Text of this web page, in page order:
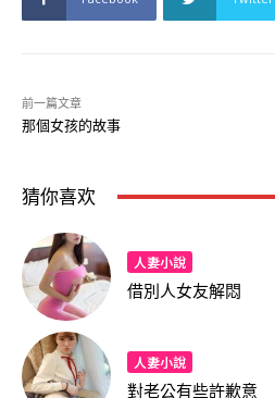
前一篇文章
那個女孩的故事
猜你喜欢
人妻小說
借別人女友解悶
人妻小說
對老公有些許歉意